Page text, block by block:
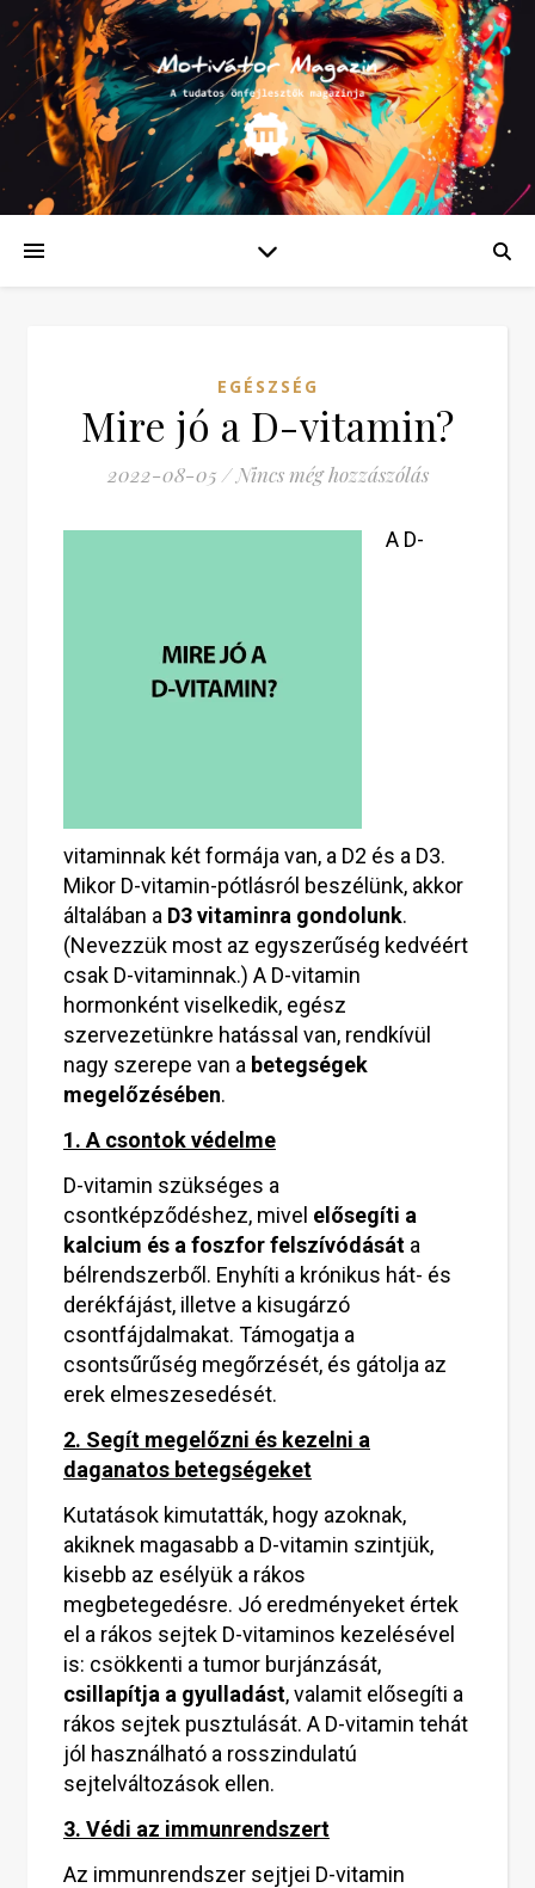
EGÉSZSÉG
Mire jó a D-vitamin?
2022-08-05 / Nincs még hozzászólás
A D-
vitaminnak két formája van, a D2 és a D3.
Mikor D-vitamin-pótlásról beszélünk, akkor
általában a D3 vitaminra gondolunk.
(Nevezzük most az egyszerűség kedvéért
csak D-vitaminnak.) A D-vitamin
hormonként viselkedik, egész
szervezetünkre hatással van, rendkívül
nagy szerepe van a betegségek
megelőzésében.
1. A csontok védelme
D-vitamin szükséges a
csontképződéshez, mivel elősegíti a
kalcium és a foszfor felszívódását a
bélrendszerből. Enyhíti a krónikus hát- és
derékfájást, illetve a kisugárzó
csontfájdalmakat. Támogatja a
csontsűrűség megőrzését, és gátolja az
erek elmeszesedését.
2. Segít megelőzni és kezelni a
daganatos betegségeket
Kutatások kimutatták, hogy azoknak,
akiknek magasabb a D-vitamin szintjük,
kisebb az esélyük a rákos
megbetegedésre. Jó eredményeket értek
el a rákos sejtek D-vitaminos kezelésével
is: csökkenti a tumor burjánzását,
csillapítja a gyulladást, valamit elősegíti a
rákos sejtek pusztulását. A D-vitamin tehát
jól használható a rosszindulatú
sejtelváltozások ellen.
3. Védi az immunrendszert
Az immunrendszer sejtjei D-vitamin